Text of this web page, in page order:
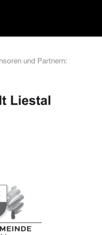
und Partnern: